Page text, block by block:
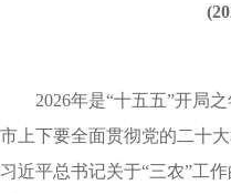
2026年是“十五五”开局
市上下要全面贯彻党的二十
习近平总书记关于“三农”工